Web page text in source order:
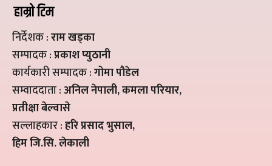
हाम्रो टिम
निर्देशक :राम खड्का
सम्पादक :प्रकाश प्युठानी
कार्यकारी सम्पादक :गोमा पौडेल
सम्वाददाता :अनिल नेपाली, कमला परियार,
प्रतीक्षा बेल्वासे
सल्लाहकार :हरि प्रसाद भुसाल,
हिम जि.सि. लेकाली